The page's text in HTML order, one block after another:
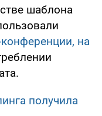
шаблона
на
получила